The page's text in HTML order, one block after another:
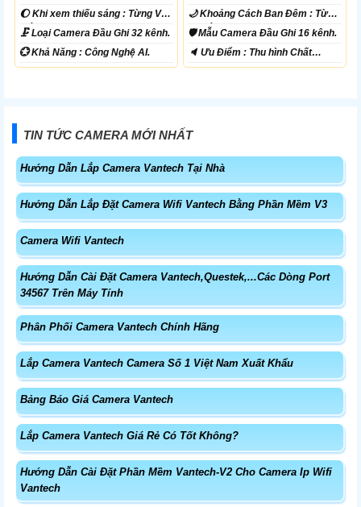
🌔 Khi xem thiếu sáng : Từng Vị
Trí Camera .
🗜️ Loại CameraĐầu Ghi 32 kênh.
️💮 Khả Năng :Công Nghệ AI.
TVI BCS. 🌙 Khoảng Cách Ban Đêm : Từng
Vị Trí Camera .
🛡 Mẫu CameraĐầu Ghi 16 kênh.
️🔈 Ưu Điểm : Thu hình Chất
Lượng.
TIN TỨC CAMERA MỚI NHẤT
Hướng Dẫn Lắp Camera Vantech Tại Nhà
Hướng Dẫn Lắp Đặt Camera Wifi Vantech Bằng Phần Mềm V3
Camera Wifi Vantech
Hướng Dẫn Cài Đặt Camera Vantech,Questek,...Các Dòng Port
34567 Trên Máy Tính
Phân Phối Camera Vantech Chính Hãng
Lắp Camera Vantech Camera Số 1 Việt Nam Xuất Khẩu
Bảng Báo Giá Camera Vantech
Lắp Camera Vantech Giá Rẻ Có Tốt Không?
Hướng Dẫn Cài Đặt Phần Mềm Vantech-V2 Cho Camera Ip Wifi
Vantech